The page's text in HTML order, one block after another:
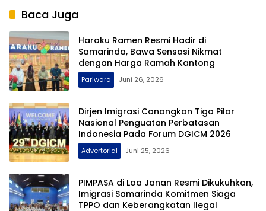
Baca Juga
Haraku Ramen Resmi Hadir di
Samarinda, Bawa Sensasi Nikmat
dengan Harga Ramah Kantong
Pariwara Juni 26, 2026
Dirjen Imigrasi Canangkan Tiga Pilar
Nasional Penguatan Perbatasan
Indonesia Pada Forum DGICM 2026
Advertorial Juni 25, 2026
PIMPASA di Loa Janan Resmi Dikukuhkan,
Imigrasi Samarinda Komitmen Siaga
TPPO dan Keberangkatan Ilegal